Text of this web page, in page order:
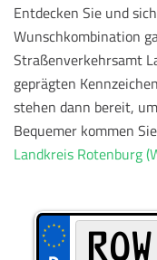
Entdecken Sie und
Wunschkombination
Straßenverkehrsamt
geprägten
stehen dann bereit,
Bequemer kommen
Landkreis Rotenburg